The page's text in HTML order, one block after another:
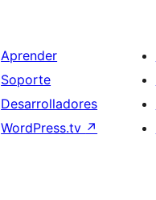
Aprender
Soporte
Desarrolladores
WordPress.tv ↗